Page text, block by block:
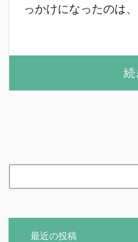
っかけになったのは
続
最近の投稿